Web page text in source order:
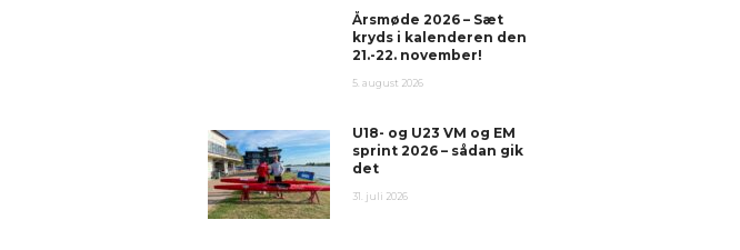
Årsmøde 2026 – Sæt
kryds i kalenderen den
21.-22. november!
5. august 2026
U18- og U23 VM og EM
sprint 2026 – sådan gik
det
31. juli 2026